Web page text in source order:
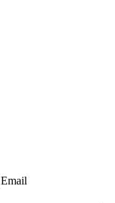
Email